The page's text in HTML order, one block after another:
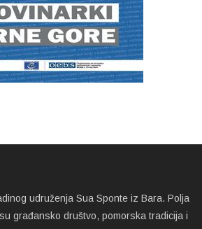
udruženja Sua Sponte iz Bara. Polja
građansko društvo, pomorska tradicija i